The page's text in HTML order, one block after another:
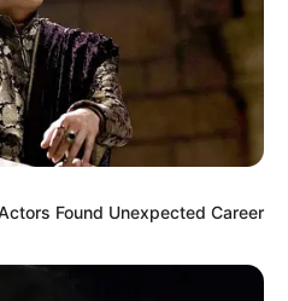
Found Unexpected Career